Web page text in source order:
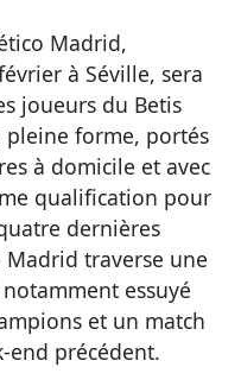
Madrid,
à Séville, sera
joueurs du Betis
forme, portés
à domicile et avec
qualification pour
dernières
Madrid traverse une
essuyé
et un match
end précédent.